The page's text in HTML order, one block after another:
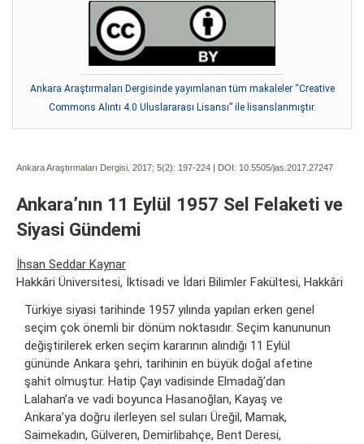
Ankara Araştırmaları Dergisinde yayımlanan tüm makaleler “Creative
Commons Alıntı 4.0 Uluslararası Lisansı” ile lisanslanmıştır.
Ankara Araştırmaları Dergisi. 2017; 5(2): 197-224 | DOI: 10.5505/jas.2017.27247
Ankara’nın 11 Eylül 1957 Sel Felaketi ve
Siyasi Gündemi
İhsan Seddar Kaynar
Hakkâri Üniversitesi, İktisadi ve İdari Bilimler Fakültesi, Hakkâri
Türkiye siyasi tarihinde 1957 yılında yapılan erken genel
seçim çok önemli bir dönüm noktasıdır. Seçim kanununun
değiştirilerek erken seçim kararının alındığı 11 Eylül
gününde Ankara şehri, tarihinin en büyük doğal afetine
şahit olmuştur. Hatip Çayı vadisinde Elmadağ’dan
Lalahan’a ve vadi boyunca Hasanoğlan, Kayaş ve
Ankara’ya doğru ilerleyen sel suları Üreğil, Mamak,
Saimekadın, Gülveren, Demirlibahçe, Bent Deresi,